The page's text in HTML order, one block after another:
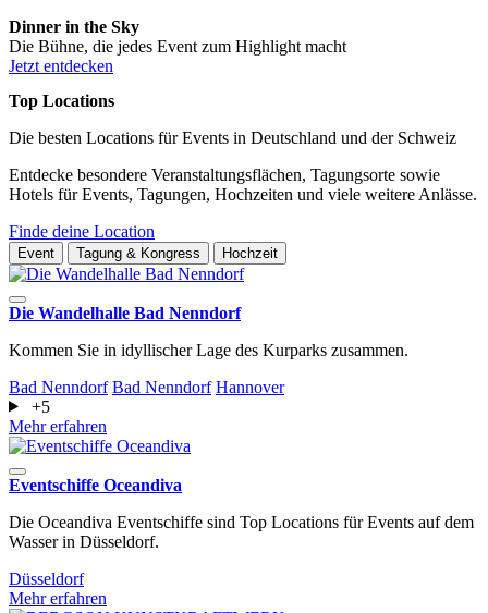
Dinner in the Sky
Die Bühne, die jedes Event zum Highlight macht
Jetzt entdecken
Top Locations
Die besten Locations für Events in Deutschland und der Schweiz
Entdecke besondere Veranstaltungsflächen, Tagungsorte sowie
Hotels für Events, Tagungen, Hochzeiten und viele weitere Anlässe.
Finde deine Location
Event Tagung & Kongress Hochzeit
Die Wandelhalle Bad Nenndorf
Kommen Sie in idyllischer Lage des Kurparks zusammen.
Bad Nenndorf Bad Nenndorf Hannover
+5
Mehr erfahren
Eventschiffe Oceandiva
Die Oceandiva Eventschiffe sind Top Locations für Events auf dem
Wasser in Düsseldorf.
Düsseldorf
Mehr erfahren